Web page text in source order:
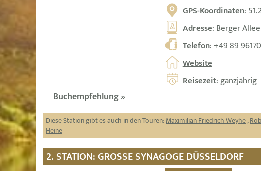
GPS-Koordinaten:
Adresse: Berger
Telefon:+49 89 96170
Website
Reisezeit: ganzjährig
Buchempfehlung »
Diese Station gibt es auch in den Touren:Maximilian Friedrich Weyhe,
Heine
2. STATION: GROSSE SYNAGOGE DÜSSELDORF